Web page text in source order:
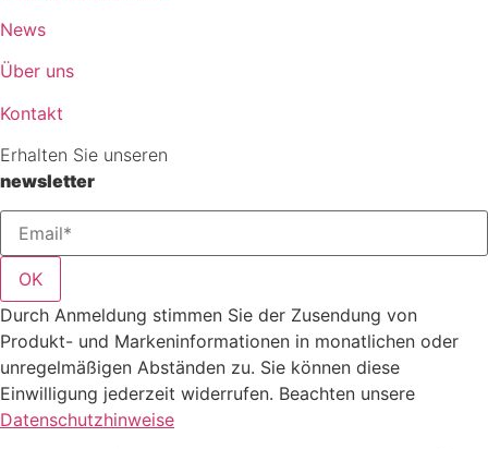
News
Über uns
Kontakt
Erhalten Sie unseren
newsletter
OK
Durch Anmeldung stimmen Sie der Zusendung von
Produkt- und Markeninformationen in monatlichen oder
unregelmäßigen Abständen zu. Sie können diese
Einwilligung jederzeit widerrufen. Beachten unsere
Datenschutzhinweise